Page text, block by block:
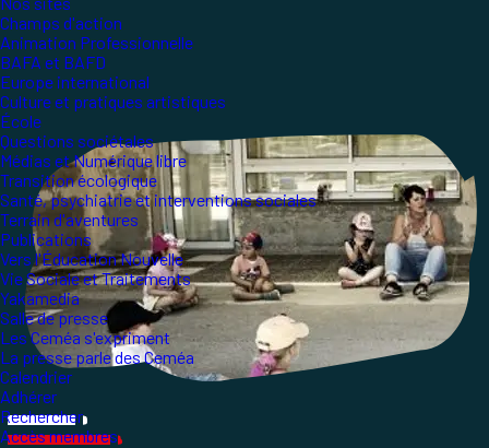
Champs d'action
Animation Professionnelle
BAFA et BAFD
Europe international
Culture et pratiques artistiques
École
Questions sociétales
Médias et Numérique libre
Transition écologique
Santé, psychiatrie et interventions sociales
Terrain d'aventures
Publications
Vers l'Éducation Nouvelle
Vie Sociale et Traitements
Yakamedia
Salle de presse
Les Ceméa s'expriment
La presse parle des Ceméa
Calendrier
Adhérer
Rechercher
Accès membres